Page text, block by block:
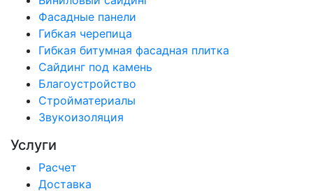
Фасадные панели
Гибкая черепица
Гибкая битумная фасадная плитка
Сайдинг под камень
Благоустройство
Стройматериалы
Звукоизоляция
Услуги
Расчет
Доставка